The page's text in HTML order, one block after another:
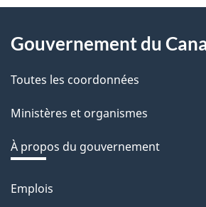
v
o
t
r
r
é
t
r
About
this
site
Gouvernement du
Toutes les coordonnées
Ministères et organismes
À propos du gouvernement
Thèmes
Emplois